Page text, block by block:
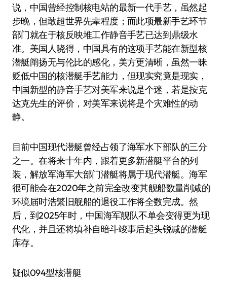
说，中国曾经控制核电站的最新一代手艺，虽然起
步晚，但敢超世界先辈程度；而此项最新手艺环节
部门就在于核反映堆工作静音手艺已达到鼎级水
准。美国人晓得，中国具有的这项手艺能在新型核
潜艇阐扬无与伦比的感化，美方更清晰，虽然一昧
贬低中国的核潜艇手艺能力，但现实究竟是现实，
中国新型的静音手艺对美军来说是个迷，若是按克
达克先生的评价，对美军来说将是个灾难性的动
静。
目前中国现代潜艇曾经占领了海军水下部队的三分
之一。在将来十年内，跟着更多新潜艇平台的列
装，解放军海军大部门潜艇将属于现代潜艇。海军
很可能会在2020年之前完全改变其舰船数量削减的
环境届时浩繁旧舰船的退役工作将全数完成。然
后，到2025年时，中国海军舰队不单会变得更为现
代化，并且还将填补自暗斗竣事后起头锐减的潜艇
库存。
疑似094型核潜艇